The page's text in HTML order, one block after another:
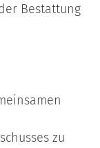
Bestattung
zu